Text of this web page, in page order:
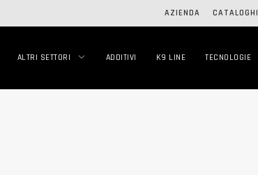
AZIENDA CATALOGHI
ALTRI SETTORI ADDITIVI K9 LINE TECNOLOGIE